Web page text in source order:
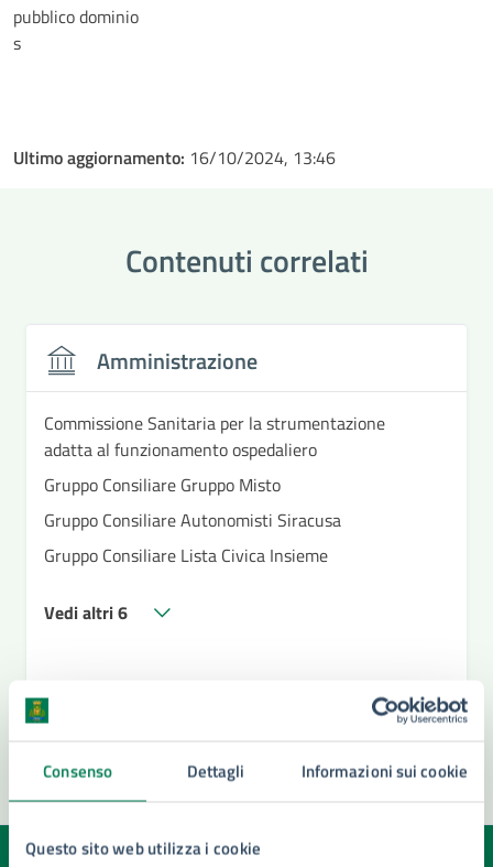
Consenso Dettagli Informazioni sui cookie
Questo sito web utilizza i cookie
pubblico dominio
s
Ultimo aggiornamento: 16/10/2024, 13:46
Contenuti correlati
Amministrazione
Commissione Sanitaria per la strumentazione
adatta al funzionamento ospedaliero
Gruppo Consiliare Gruppo Misto
Gruppo Consiliare Autonomisti Siracusa
Gruppo Consiliare Lista Civica Insieme
Vedi altri 6